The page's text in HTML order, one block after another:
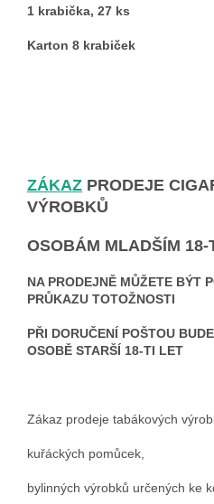
1 krabička, 27 ks
Karton 8 krabiček
ZÁKAZ PRODEJE
VÝROBKŮ
OSOBÁM MLADŠÍM 18-
NA PRODEJNĚ MŮŽETE BÝT
PRŮKAZU TOTOŽNOSTI
PŘI DORUČENÍ POŠTOU
OSOBĚ STARŠÍ 18-TI LET
Zákaz prodeje tabákových
kuřáckých pomůcek,
bylinných výrobků určených ke